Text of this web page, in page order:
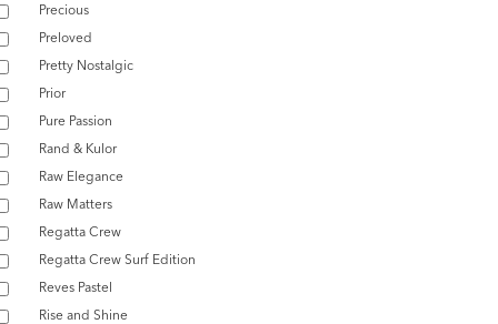
Precious
Preloved
Pretty Nostalgic
Prior
Pure Passion
Rand & Kulor
Raw Elegance
Raw Matters
Regatta Crew
Regatta Crew Surf Edition
Reves Pastel
Rise and Shine